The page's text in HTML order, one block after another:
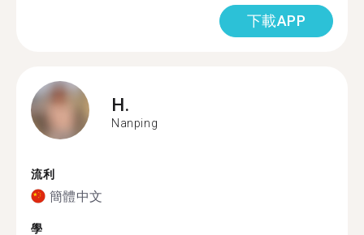
下載APP
H.
Nanping
流利
簡體中文
學